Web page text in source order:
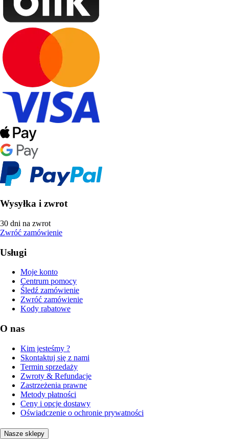
Wysyłka i zwrot
30 dni na zwrot
Zwróć zamówienie
Usługi
Moje konto
Centrum pomocy
Śledź zamówienie
Zwróć zamówienie
Kody rabatowe
O nas
Kim jesteśmy ?
Skontaktuj się z nami
Termin sprzedaży
Zwroty & Refundacje
Zastrzeżenia prawne
Metody płatności
Ceny i opcje dostawy
Oświadczenie o ochronie prywatności
Nasze sklepy